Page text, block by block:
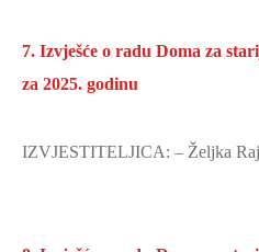
7. Izvješće o radu Doma za
za 2025. godinu
IZVJESTITELJICA: – Željka